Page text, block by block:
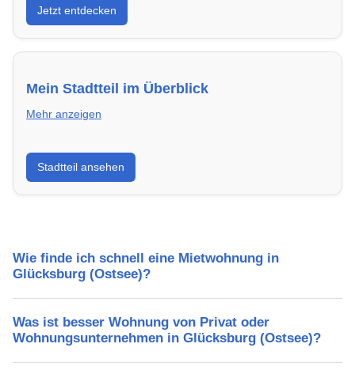
modern, energieeffizient und sofort bezugsfertig.
Jetzt entdecken
Mein Stadtteil im Überblick
Mehr anzeigen
Erfahre mehr über deinen Stadtteil in Glücksburg
(Ostsee): Lebensqualität, Verkehrsanbindung,
Stadtteil ansehen
Wie finde ich schnell eine Mietwohnung in
Glücksburg (Ostsee)?
Was ist besser Wohnung von Privat oder
Wohnungsunternehmen in Glücksburg (Ostsee)?